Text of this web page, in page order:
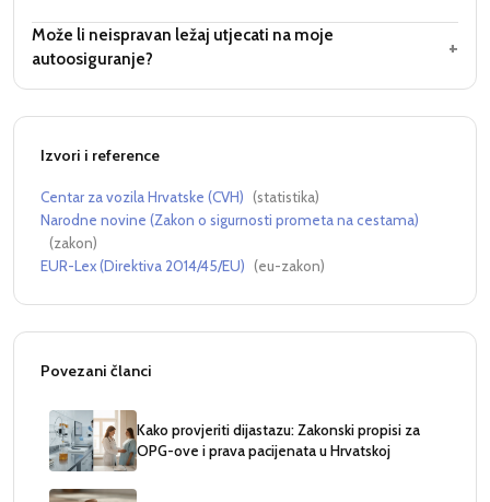
Može li neispravan ležaj utjecati na moje
autoosiguranje?
+
Izvori i reference
Centar za vozila Hrvatske (CVH) (statistika)
Narodne novine (Zakon o sigurnosti prometa na cestama)
(zakon)
EUR-Lex (Direktiva 2014/45/EU) (eu-zakon)
Povezani članci
Kako provjeriti dijastazu: Zakonski propisi za
OPG-ove i prava pacijenata u Hrvatskoj